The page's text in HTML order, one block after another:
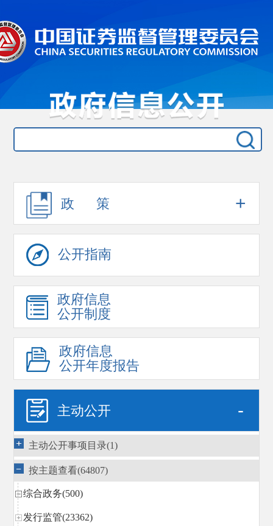
政 策 +
公开指南
政府信息
公开制度
政府信息
公开年度报告
主动公开 -
主动公开事项目录(1)
按主题查看(64807)
综合政务(500)
发行监管(23362)